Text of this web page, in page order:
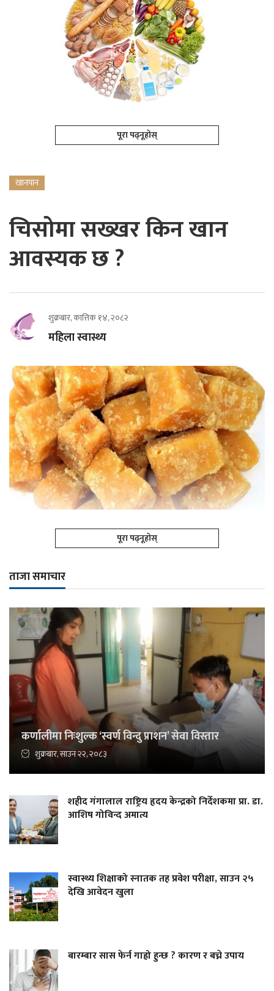
पूरा पढ्नूहोस्
खानपान
चिसोमा सख्खर किन खान
आवस्यक छ ?
शुक्रबार, कात्तिक १४, २०८२
महिला स्वास्थ्य
पूरा पढ्नूहोस्
ताजा समाचार
कर्णालीमा निःशुल्क ‘स्वर्ण विन्दु प्राशन’ सेवा विस्तार
शुक्रबार, साउन २२, २०८३
शहीद गंगालाल राष्ट्रिय हृदय केन्द्रको निर्देशकमा प्रा. डा.
आशिष गोविन्द अमात्य
स्वास्थ्य शिक्षाको स्नातक तह प्रवेश परीक्षा, साउन २५
देखि आवेदन खुला
बारम्बार सास फेर्न गाह्रो हुन्छ ? कारण र बच्ने उपाय